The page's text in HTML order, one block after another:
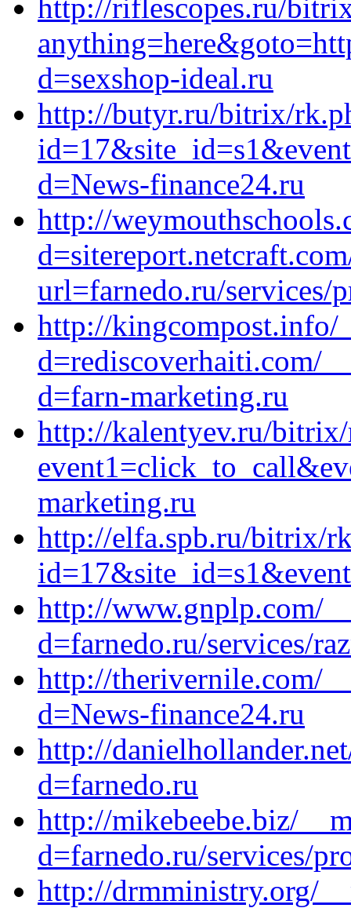
http://riflescopes.ru/
d=sexshop-ideal.ru
http://butyr.ru/bitrix/
d=News-finance24.ru
http://
url=farnedo.ru/services/
http://kingcompost.info/
d=rediscoverhaiti.com/
d=farn-marketing.ru
http://kalentyev.ru/
marketing.ru
http://elfa.spb.ru/bitrix/
http://www.gnplp.com/
d=farnedo.ru/services/
http://therivernile.com/
d=News-finance24.ru
http://
d=farnedo.ru
http://mikebeebe.biz/
d=farnedo.ru/services/
http://drmministry.org/